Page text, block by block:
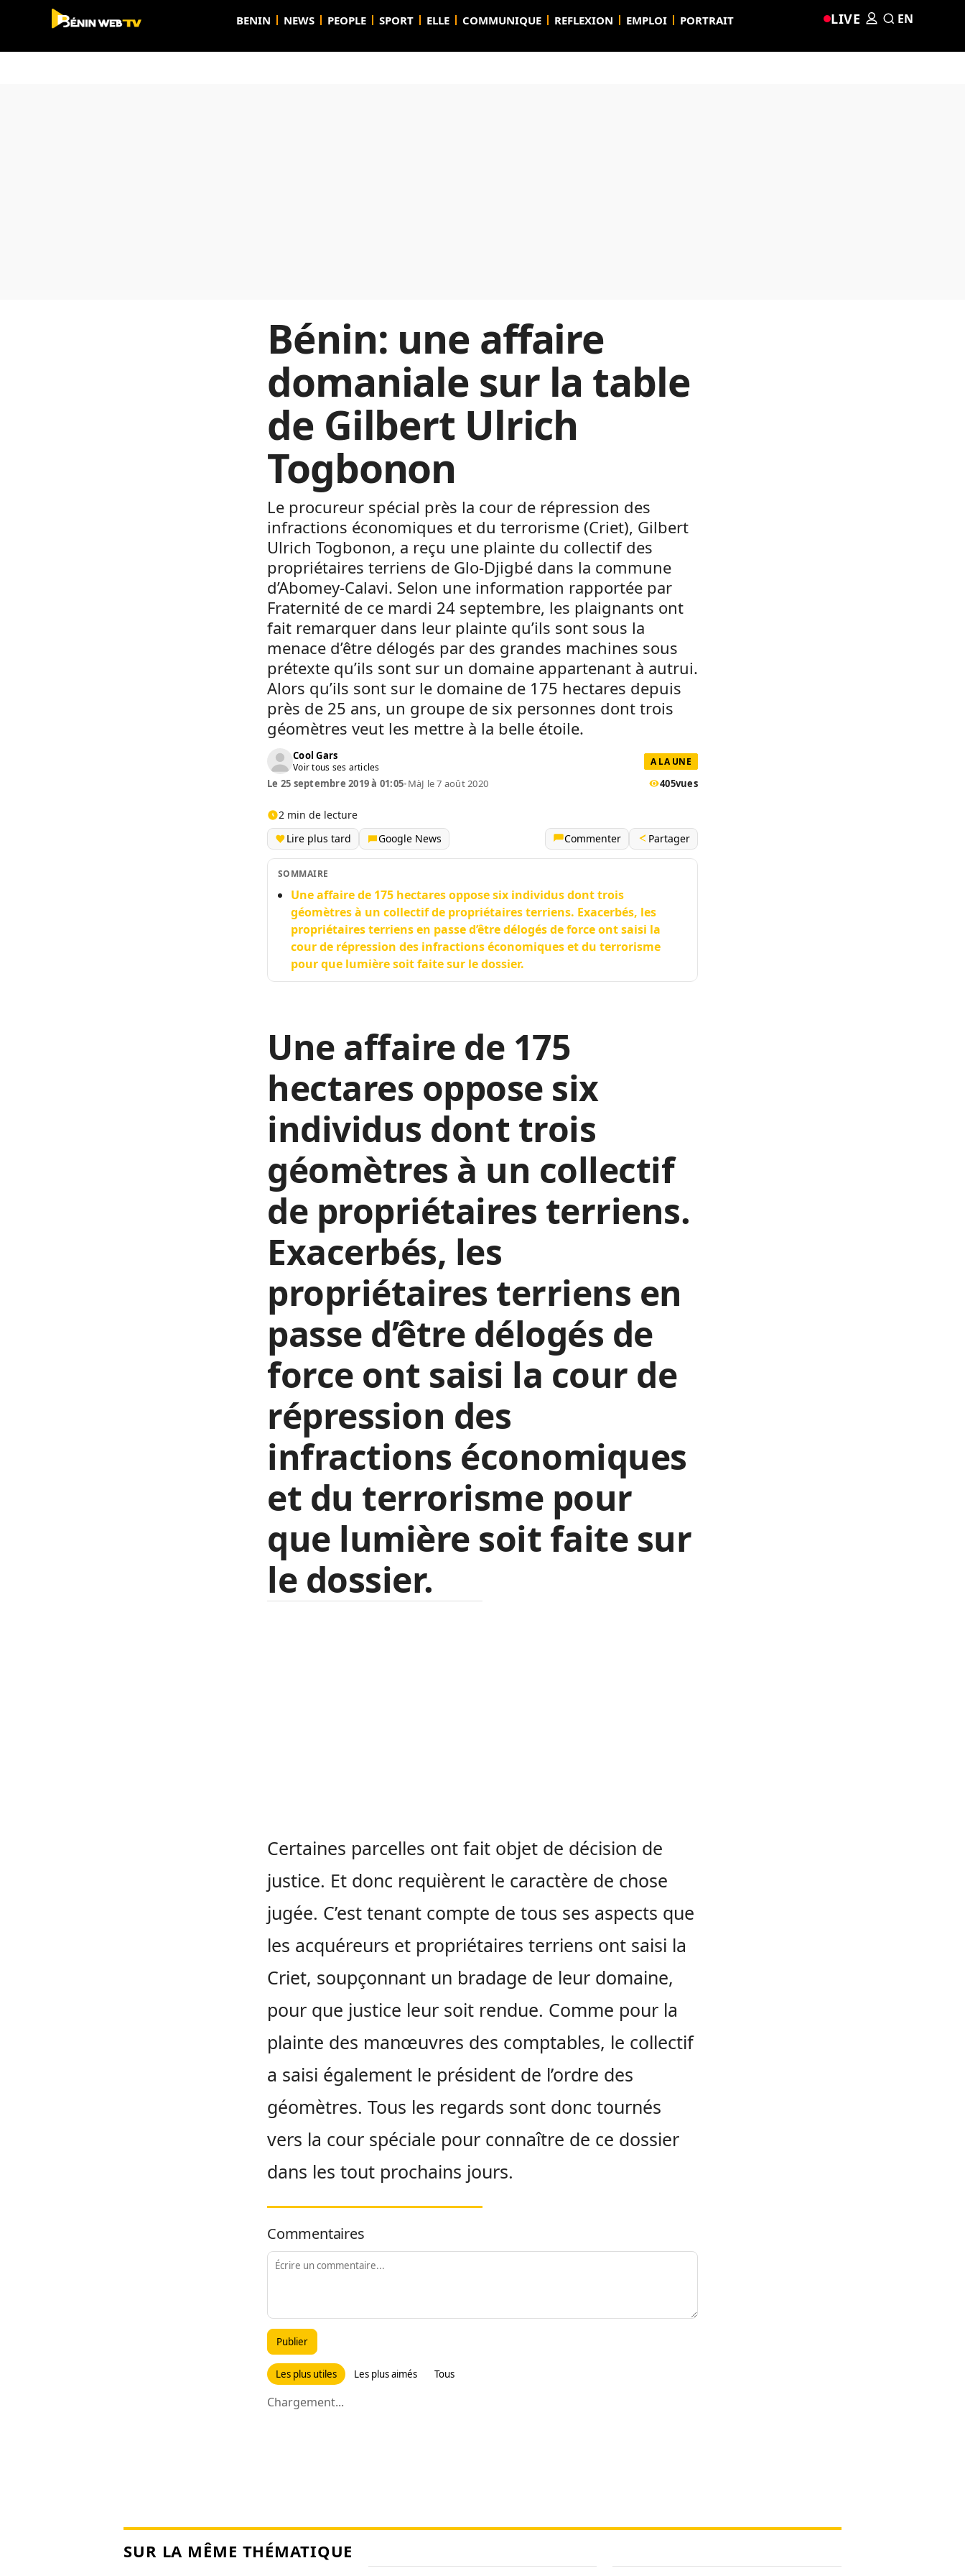
BENIN NEWS PEOPLE SPORT ELLE COMMUNIQUE REFLEXION EMPLOI PORTRAIT LIVE EN
Bénin: une affaire
domaniale sur la table
de Gilbert Ulrich
Togbonon
Le procureur spécial près la cour de répression des
infractions économiques et du terrorisme (Criet), Gilbert
Ulrich Togbonon, a reçu une plainte du collectif des
propriétaires terriens de Glo-Djigbé dans la commune
d’Abomey-Calavi. Selon une information rapportée par
Fraternité de ce mardi 24 septembre, les plaignants ont
fait remarquer dans leur plainte qu’ils sont sous la
menace d’être délogés par des grandes machines sous
prétexte qu’ils sont sur un domaine appartenant à autrui.
Alors qu’ils sont sur le domaine de 175 hectares depuis
près de 25 ans, un groupe de six personnes dont trois
géomètres veut les mettre à la belle étoile.
Cool Gars
Voir tous ses articles A LA UNE
Le 25 septembre 2019 à 01:05•MàJ le 7 août 2020 405vues
2 min de lecture
Lire plus tard
Google News Commenter Partager
SOMMAIRE
Une affaire de 175 hectares oppose six individus dont trois
géomètres à un collectif de propriétaires terriens. Exacerbés, les
propriétaires terriens en passe d’être délogés de force ont saisi la
cour de répression des infractions économiques et du terrorisme
pour que lumière soit faite sur le dossier.
Une affaire de 175
hectares oppose six
individus dont trois
géomètres à un collectif
de propriétaires terriens.
Exacerbés, les
propriétaires terriens en
passe d’être délogés de
force ont saisi la cour de
répression des
infractions économiques
et du terrorisme pour
que lumière soit faite sur
le dossier.
Certaines parcelles ont fait objet de décision de
justice. Et donc requièrent le caractère de chose
jugée. C’est tenant compte de tous ses aspects que
les acquéreurs et propriétaires terriens ont saisi la
Criet, soupçonnant un bradage de leur domaine,
pour que justice leur soit rendue. Comme pour la
plainte des manœuvres des comptables, le collectif
a saisi également le président de l’ordre des
géomètres. Tous les regards sont donc tournés
vers la cour spéciale pour connaître de ce dossier
dans les tout prochains jours.
Commentaires
Publier
Les plus utiles Les plus aimés Tous
Chargement...
SUR LA MÊME THÉMATIQUE